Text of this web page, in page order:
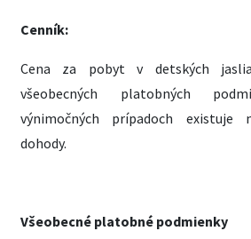
Cenník:
Cena za pobyt v detských
všeobecných platobných
výnimočných prípadoch existuje
dohody.
Všeobecné platobné podmienky